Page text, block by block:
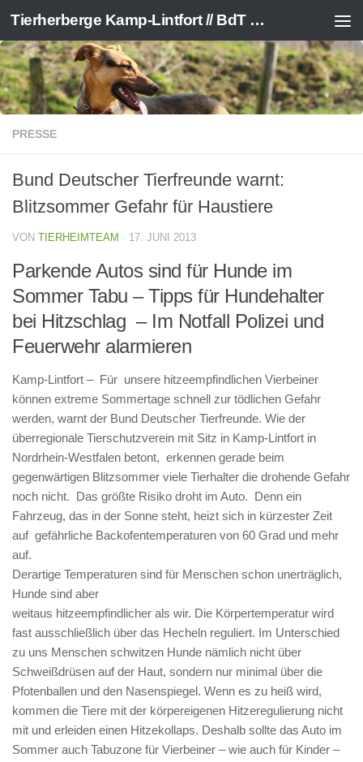
Zum Inhalt springen Tierherberge Kamp-Lintfort // BdT e.V.
PRESSE
Bund Deutscher Tierfreunde warnt:
Blitzsommer Gefahr für Haustiere
VON TIERHEIMTEAM · 17. JUNI 2013
Parkende Autos sind für Hunde im
Sommer Tabu – Tipps für Hundehalter
bei Hitzschlag – Im Notfall Polizei und
Feuerwehr alarmieren
Kamp-Lintfort – Für unsere hitzeempfindlichen Vierbeiner
können extreme Sommertage schnell zur tödlichen Gefahr
werden, warnt der Bund Deutscher Tierfreunde. Wie der
überregionale Tierschutzverein mit Sitz in Kamp-Lintfort in
Nordrhein-Westfalen betont, erkennen gerade beim
gegenwärtigen Blitzsommer viele Tierhalter die drohende Gefahr
noch nicht. Das größte Risiko droht im Auto. Denn ein
Fahrzeug, das in der Sonne steht, heizt sich in kürzester Zeit
auf gefährliche Backofentemperaturen von 60 Grad und mehr
auf.
Derartige Temperaturen sind für Menschen schon unerträglich,
Hunde sind aber
weitaus hitzeempfindlicher als wir. Die Körpertemperatur wird
fast ausschließlich über das Hecheln reguliert. Im Unterschied
zu uns Menschen schwitzen Hunde nämlich nicht über
Schweißdrüsen auf der Haut, sondern nur minimal über die
Pfotenballen und den Nasenspiegel. Wenn es zu heiß wird,
kommen die Tiere mit der körpereigenen Hitzeregulierung nicht
mit und erleiden einen Hitzekollaps. Deshalb sollte das Auto im
Sommer auch Tabuzone für Vierbeiner – wie auch für Kinder –